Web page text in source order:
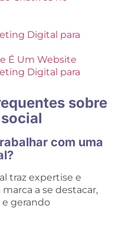
Digital para
É Um Website
Digital para
sobre
com uma
traz expertise e
a se destacar,
gerando